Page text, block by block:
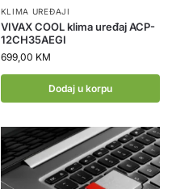
KLIMA UREĐAJI
VIVAX COOL klima uređaj ACP-
12CH35AEGI
699,00 KM
Dodaj u korpu